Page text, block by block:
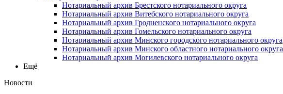
Нотариальный архив Брестского нотариального округа
Нотариальный архив Витебского нотариального округа
Нотариальный архив Гродненского нотариального округа
Нотариальный архив Гомельского нотариального округа
Нотариальный архив Минского городского нотариального округа
Нотариальный архив Минского областного нотариального округа
Нотариальный архив Могилевского нотариального округа
Ещё
Новости